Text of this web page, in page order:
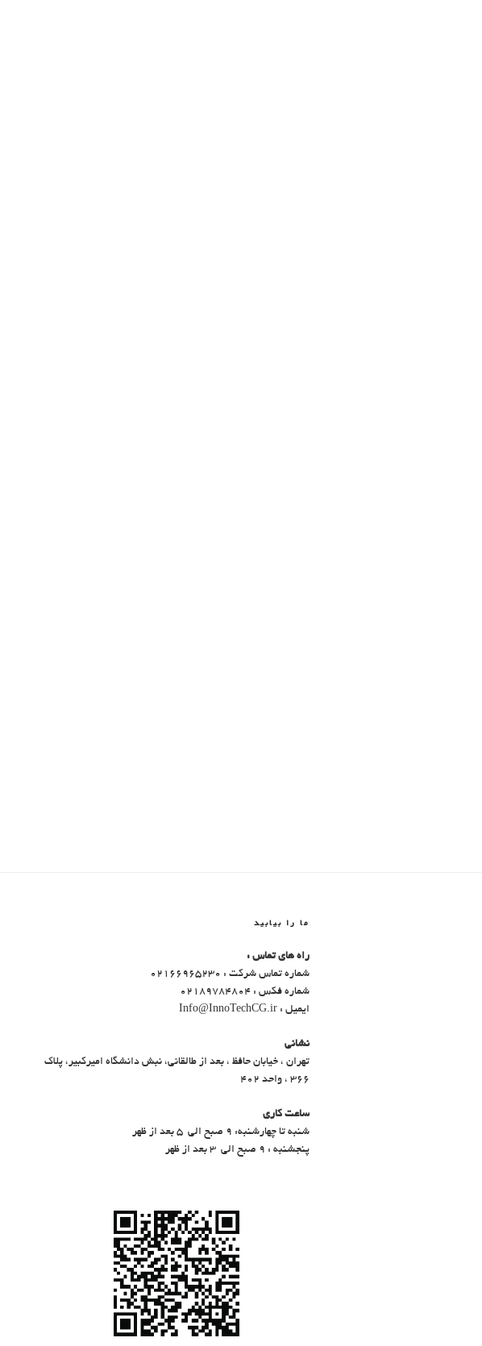
ما را بیابید
راه های تماس :
شماره تماس شرکت : 02166965230
شماره فکس : 02189784804
ایمیل : Info@InnoTechCG.ir
نشانی
تهران ، خیابان حافظ ، بعد از طالقانی، نبش دانشگاه امیرکبیر، پلاک
366 ، واحد 402
ساعت کاری
شنبه تا چهارشنبه: ۹ صبح الی ۵ بعد از ظهر
پنجشنبه : ۹ صبح الی ۳ بعد از ظهر